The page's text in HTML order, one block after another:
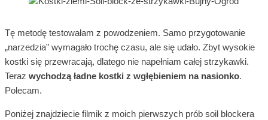
Tę metodę testowałam z powodzeniem. Samo przygotowanie
„narzedzia” wymagało trochę czasu, ale się udało. Zbyt wysokie
kostki się przewracają, dlatego nie napełniam całej strzykawki.
Teraz wychodzą ładne kostki z wgłębieniem na nasionko.
Polecam.
Poniżej znajdziecie filmik z moich pierwszych prób soil blockera